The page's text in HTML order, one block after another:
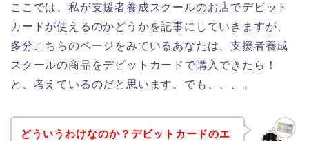
ここでは、私が支援者養成スクールのお店でデビット
カードが使えるのかどうかを記事にしていきますが、
多分こちらのページをみているあなたは、支援者養成
スクールの商品をデビットカードで購入できたら！
と、考えているのだと思います。でも、、、。
どういうわけなのか？デビットカードのエ